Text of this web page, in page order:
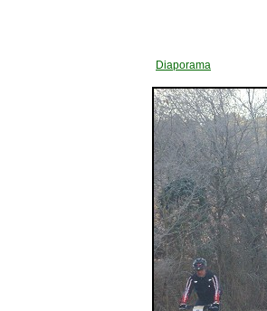
Diaporama